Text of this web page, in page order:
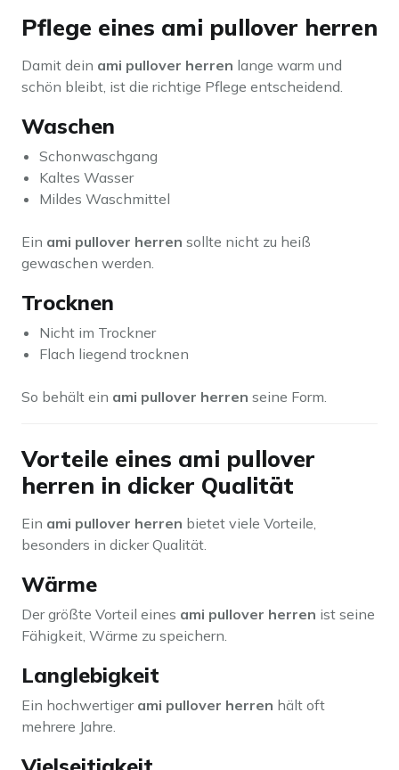
Pflege eines ami pullover herren
Damit dein ami pullover herren lange warm und
schön bleibt, ist die richtige Pflege entscheidend.
Waschen
Schonwaschgang
Kaltes Wasser
Mildes Waschmittel
Ein ami pullover herren sollte nicht zu heiß
gewaschen werden.
Trocknen
Nicht im Trockner
Flach liegend trocknen
So behält ein ami pullover herren seine Form.
Vorteile eines ami pullover
herren in dicker Qualität
Ein ami pullover herren bietet viele Vorteile,
besonders in dicker Qualität.
Wärme
Der größte Vorteil eines ami pullover herren ist seine
Fähigkeit, Wärme zu speichern.
Langlebigkeit
Ein hochwertiger ami pullover herren hält oft
mehrere Jahre.